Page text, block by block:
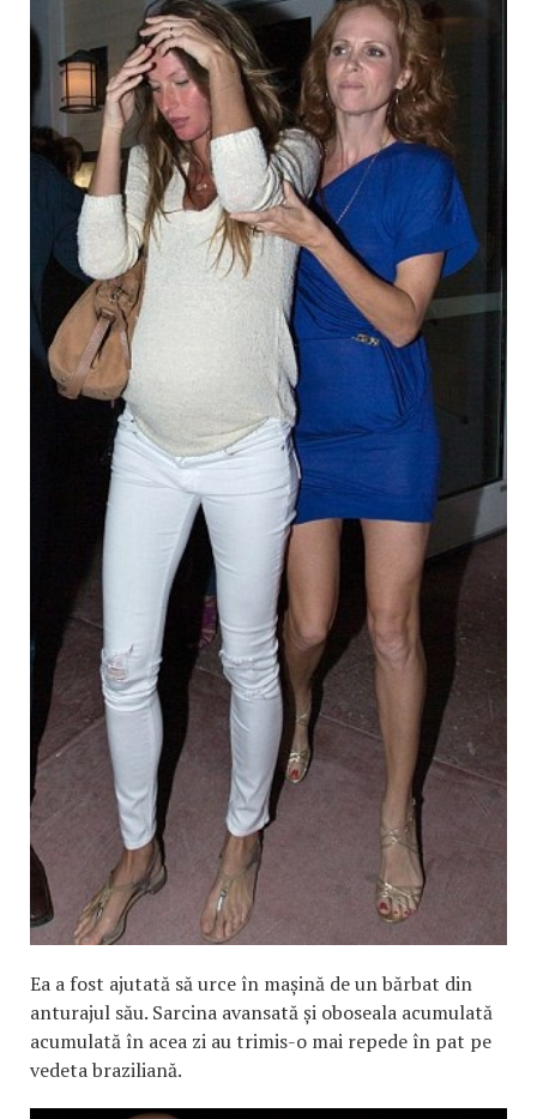
Ea a fost ajutată să urce în mașină de un bărbat din
anturajul său. Sarcina avansată și oboseala acumulată
acumulată în acea zi au trimis-o mai repede în pat pe
vedeta braziliană.